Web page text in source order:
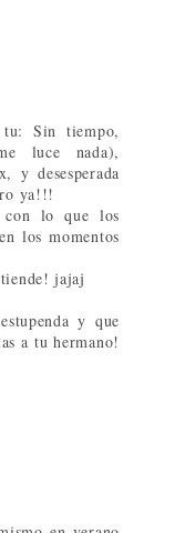
tu: Sin tiempo,
luce nada),
y desesperada
ya!!!
con lo que los
los momentos
jajaj
y que
a tu hermano!